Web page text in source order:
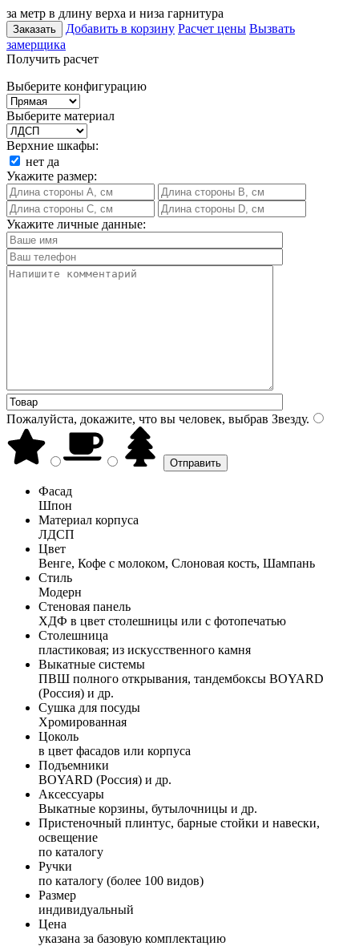
за метр в длину верха и низа гарнитура
Заказать Добавить в корзину Расчет цены Вызвать
замерщика
Получить расчет
Выберите конфигурацию
Выберите материал
Верхние шкафы:
нет да
Укажите размер:
Укажите личные данные:
Пожалуйста, докажите, что вы человек, выбрав Звезду.
Фасад
Шпон
Материал корпуса
ЛДСП
Цвет
Венге, Кофе с молоком, Слоновая кость, Шампань
Стиль
Модерн
Стеновая панель
ХДФ в цвет столешницы или с фотопечатью
Столешница
пластиковая; из искусственного камня
Выкатные системы
ПВШ полного открывания, тандембоксы BOYARD
(Россия) и др.
Сушка для посуды
Хромированная
Цоколь
в цвет фасадов или корпуса
Подъемники
BOYARD (Россия) и др.
Аксессуары
Выкатные корзины, бутылочницы и др.
Пристеночный плинтус, барные стойки и навески,
освещение
по каталогу
Ручки
по каталогу (более 100 видов)
Размер
индивидуальный
Цена
указана за базовую комплектацию